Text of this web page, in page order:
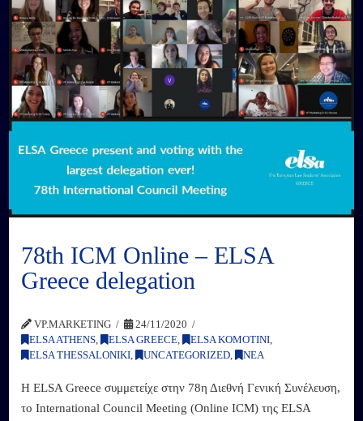
78th ICM Online – ELSA
Greece delegation
VP.MARKETING
24/11/2020
ELSA ATHENS
ELSA GREECE ELSA KOMOTINI
ELSA THESSALONIKI
UNCATEGORIZED ΝΕΑ
Η ELSA Greece συμμετείχε στην 78η Διεθνή Γενική Συνέλευση,
το International Council Meeting (Online ICM) της ΕLSA